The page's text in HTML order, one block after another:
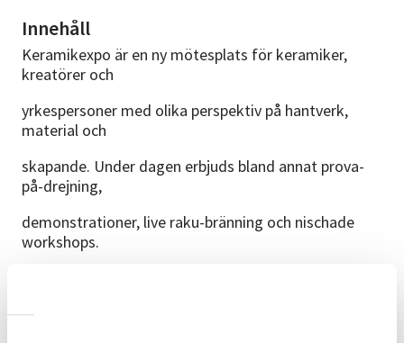
Innehåll
Keramikexpo är en ny mötesplats för keramiker,
kreatörer och
yrkespersoner med olika perspektiv på hantverk,
material och
skapande. Under dagen erbjuds bland annat prova-
på-drejning,
demonstrationer, live raku-bränning och nischade
workshops.